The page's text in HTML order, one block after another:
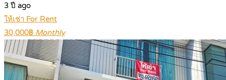
3 ปี ago
ให้เช่า For Rent
30,000฿ Monthly